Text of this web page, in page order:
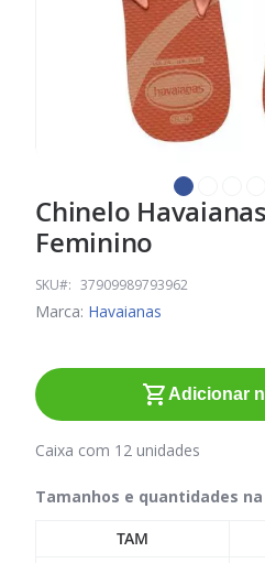
Saltar
para
o
início
da
imagens
Chinelo
Feminino
SKU 37909989793962
Marca: Havaianas
Adicionar
Caixa com 12 unidades
Tamanhos e quantidades
TAM